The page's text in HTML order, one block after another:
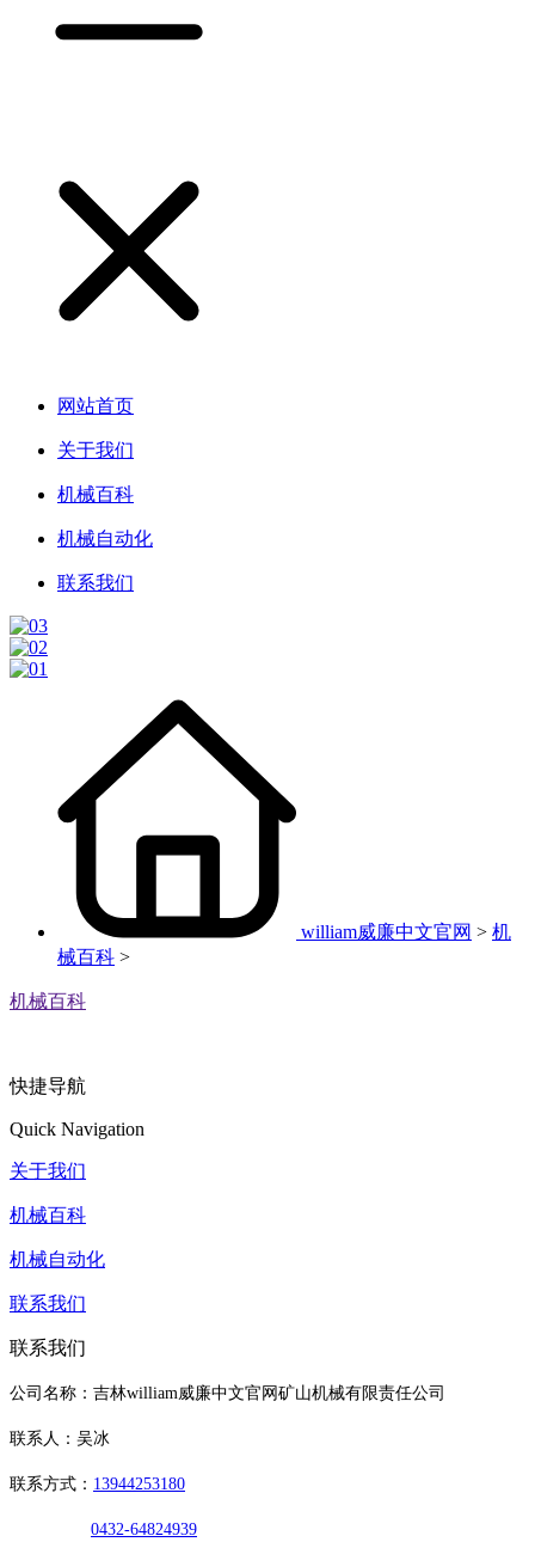
网站首页
关于我们
机械百科
机械自动化
联系我们
william威廉中文官网 > 机
械百科 >
机械百科
快捷导航
Quick Navigation
关于我们
机械百科
机械自动化
联系我们
联系我们
公司名称：吉林william威廉中文官网矿山机械有限责任公司
联系人：吴冰
联系方式： 13944253180
0432-64824939